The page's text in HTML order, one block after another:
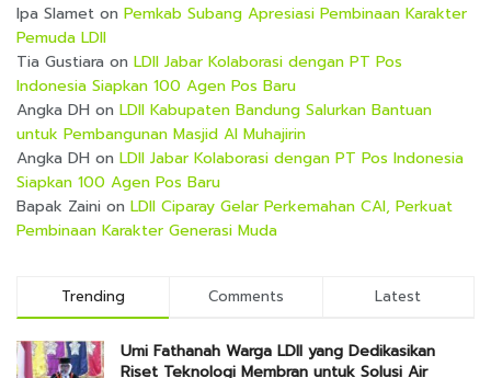
Ipa Slamet on Pemkab Subang Apresiasi Pembinaan Karakter
Pemuda LDII
Tia Gustiara on LDII Jabar Kolaborasi dengan PT Pos
Indonesia Siapkan 100 Agen Pos Baru
Angka DH on LDII Kabupaten Bandung Salurkan Bantuan
untuk Pembangunan Masjid Al Muhajirin
Angka DH on LDII Jabar Kolaborasi dengan PT Pos Indonesia
Siapkan 100 Agen Pos Baru
Bapak Zaini on LDII Ciparay Gelar Perkemahan CAI, Perkuat
Pembinaan Karakter Generasi Muda
Trending Comments Latest
Umi Fathanah Warga LDII yang Dedikasikan
Riset Teknologi Membran untuk Solusi Air